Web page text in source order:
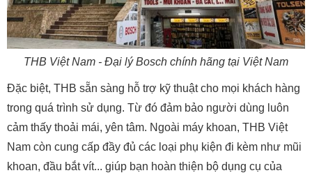
THB Việt Nam - Đại lý Bosch chính hãng tại Việt Nam
Đặc biệt, THB sẵn sàng hỗ trợ kỹ thuật cho mọi khách hàng
trong quá trình sử dụng. Từ đó đảm bảo người dùng luôn
cảm thấy thoải mái, yên tâm. Ngoài máy khoan, THB Việt
Nam còn cung cấp đầy đủ các loại phụ kiện đi kèm như mũi
khoan, đầu bắt vít... giúp bạn hoàn thiện bộ dụng cụ của